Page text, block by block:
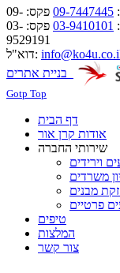
09-7447445
פקס: 09-
03-9410101
פקס: 03-
דוא"ל:
Gotp Top
דף הבית
אודות קרן אור
שירותי החברה
וירידים
משרדים
מבנים
פרטיים
טיפים
המלצות
צור קשר